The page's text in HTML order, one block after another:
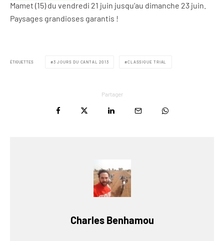
Mamet (15) du vendredi 21 juin jusqu’au dimanche 23 juin.
Paysages grandioses garantis !
ÉTIQUETTES 3 JOURS DU CANTAL 2013 CLASSIQUE TRIAL
Partager
Charles Benhamou